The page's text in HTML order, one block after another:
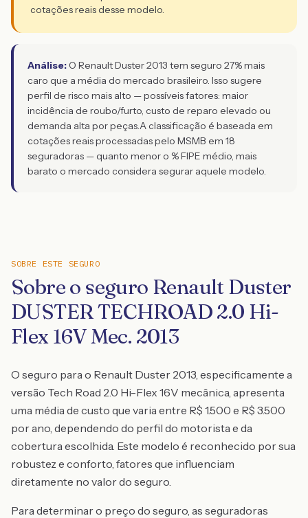
cotações reais desse modelo.
Análise: O Renault Duster 2013 tem seguro 27% mais
caro que a média do mercado brasileiro. Isso sugere
perfil de risco mais alto — possíveis fatores: maior
incidência de roubo/furto, custo de reparo elevado ou
demanda alta por peças.A classificação é baseada em
cotações reais processadas pelo MSMB em 18
seguradoras — quanto menor o % FIPE médio, mais
barato o mercado considera segurar aquele modelo.
SOBRE ESTE SEGURO
Sobre o seguro Renault Duster
DUSTER TECHROAD 2.0 Hi-
Flex 16V Mec. 2013
O seguro para o Renault Duster 2013, especificamente a
versão Tech Road 2.0 Hi-Flex 16V mecânica, apresenta
uma média de custo que varia entre R$ 1.500 e R$ 3.500
por ano, dependendo do perfil do motorista e da
cobertura escolhida. Este modelo é reconhecido por sua
robustez e conforto, fatores que influenciam
diretamente no valor do seguro.
Para determinar o preço do seguro, as seguradoras